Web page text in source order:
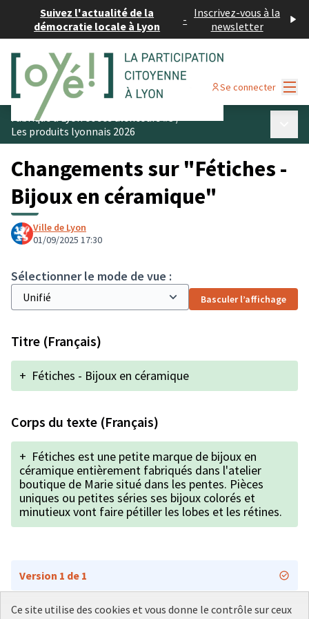
Suivez l'actualité de la
démocratie locale à Lyon
- Inscrivez-vous à la
newsletter
Se connecter
Fabriqué à Lyon et ses alentours #3/
Les produits lyonnais 2026
Changements sur "Fétiches -
Bijoux en céramique"
Ville de Lyon
01/09/2025 17:30
Sélectionner le mode de vue :
Basculer l’affichage
Titre (Français)
+ Fétiches - Bijoux en céramique
Corps du texte (Français)
+ Fétiches est une petite marque de bijoux en
céramique entièrement fabriqués dans l'atelier
boutique de Marie situé dans les pentes. Pièces
uniques ou petites séries ses bijoux colorés et
minutieux vont faire pétiller les lobes et les rétines.
Version 1 de 1
Ce site utilise des cookies et vous donne le contrôle sur ceux